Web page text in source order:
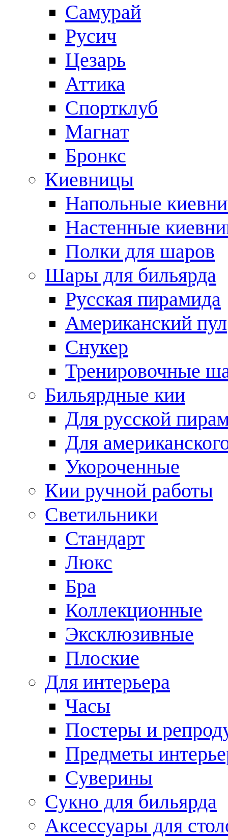
Самурай
Русич
Цезарь
Аттика
Спортклуб
Магнат
Бронкс
Киевницы
Напольные
Настенные
Полки для шаров
Шары для бильярда
Русская пирамида
Американский пул
Снукер
Тренировочные
Бильярдные кии
Для русской
Для
Укороченные
Кии ручной работы
Светильники
Стандарт
Люкс
Бра
Коллекционные
Эксклюзивные
Плоские
Для интерьера
Часы
Постеры и
Предметы
Суверины
Сукно для бильярда
Аксессуары для